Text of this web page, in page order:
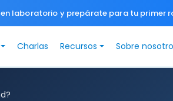
laboratorio y prepárate para tu primer
Charlas Recursos Sobre